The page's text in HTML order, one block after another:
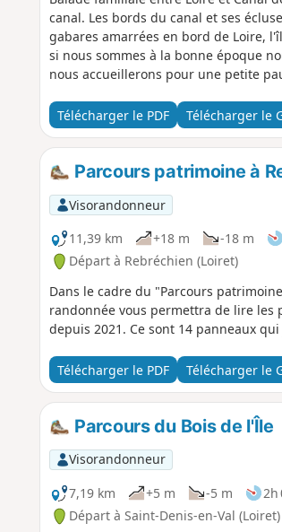
canal. Les bords du canal et ses
gabares amarrées en bord de Loire,
si nous sommes à la bonne époque
nous accueillerons pour une petite
Télécharger le PDF
Télécharger le
Parcours patrimoine à
Visorandonneur
11,39 km
+18 m -18 m
Départ à Rebréchien (Loiret)
Dans le cadre du "Parcours
randonnée vous permettra de lire les
depuis 2021. Ce sont 14 panneaux
Télécharger le PDF Télécharger le
Parcours du Bois de l'Île
Visorandonneur
7,19 km
+5 m -5 m 2h
Départ à Saint-Denis-en-Val (Loiret)